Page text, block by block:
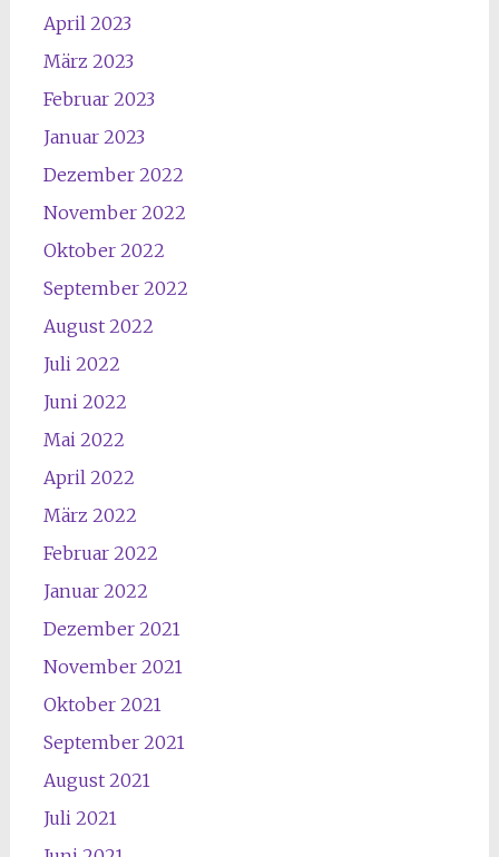
April 2023
März 2023
Februar 2023
Januar 2023
Dezember 2022
November 2022
Oktober 2022
September 2022
August 2022
Juli 2022
Juni 2022
Mai 2022
April 2022
März 2022
Februar 2022
Januar 2022
Dezember 2021
November 2021
Oktober 2021
September 2021
August 2021
Juli 2021